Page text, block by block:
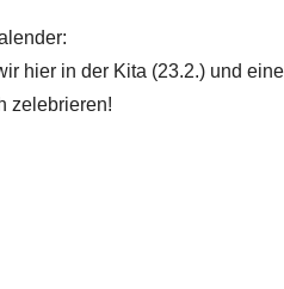
hier in der Kita (23.2.) und
zelebrieren!